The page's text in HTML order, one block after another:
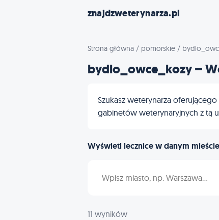
znajdzweterynarza.pl
Strona główna / pomorskie /
bydlo_owce_kozy –
Szukasz weterynarza
gabinetów weterynaryjnych z tą
Wyświetl lecznice w danym
11 wyników